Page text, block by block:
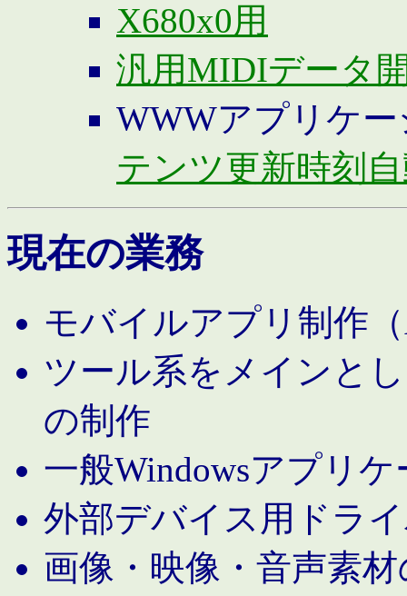
X680x0用
汎用MIDIデータ
WWWアプリケ
テンツ更新時刻
現在の業務
モバイルアプリ制作
ツール系をメインと
の制作
一般Windowsアプリ
外部デバイス用ドラ
画像・映像・音声素